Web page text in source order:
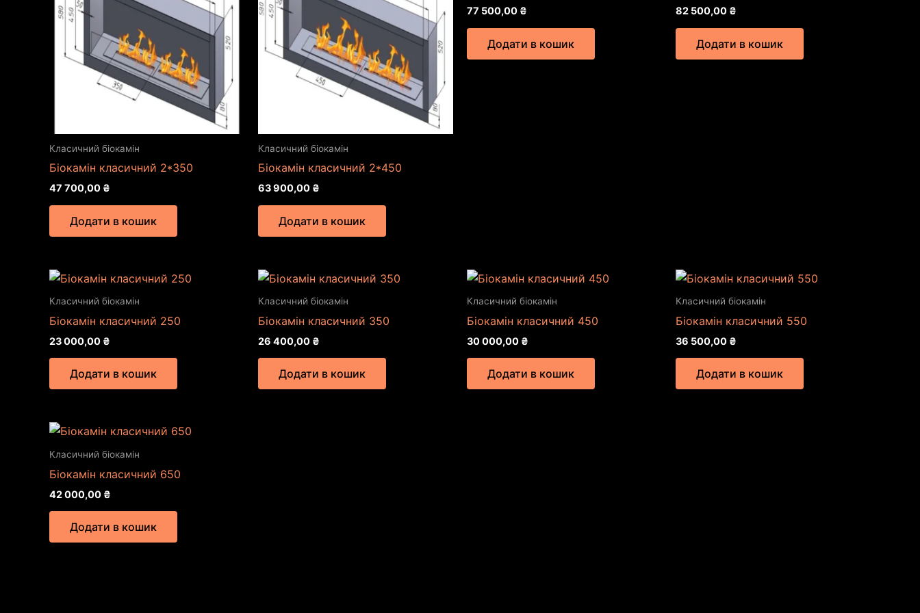
Класичний біокамін
Біокамін класичний 2*350
47 700,00 ₴
Додати в кошик
Класичний біокамін
Біокамін класичний 2*450
63 900,00 ₴
Додати в кошик
77 500,00 ₴
Додати в кошик
82 500,00 ₴
Додати в кошик
Класичний біокамін
Біокамін класичний 250
23 000,00 ₴
Додати в кошик
Класичний біокамін
Біокамін класичний 350
26 400,00 ₴
Додати в кошик
Класичний біокамін
Біокамін класичний 450
30 000,00 ₴
Додати в кошик
Класичний біокамін
Біокамін класичний 550
36 500,00 ₴
Додати в кошик
Класичний біокамін
Біокамін класичний 650
42 000,00 ₴
Додати в кошик